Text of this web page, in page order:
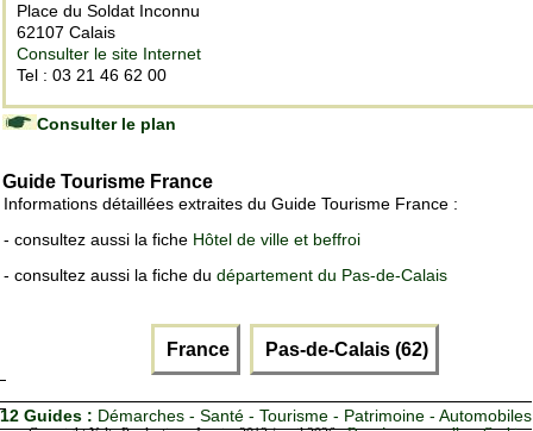
Place du Soldat Inconnu
62107 Calais
Consulter le site Internet
Tel : 03 21 46 62 00
Consulter le plan
Guide Tourisme France
Informations détaillées extraites du Guide Tourisme France :
- consultez aussi la fiche Hôtel de ville et beffroi
- consultez aussi la fiche du département du Pas-de-Calais
France Pas-de-Calais (62)
12 Guides : Démarches - Santé - Tourisme - Patrimoine - Automobiles